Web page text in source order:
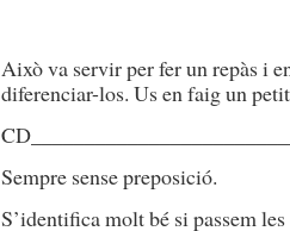
Això va servir per fer un repàs i
diferenciar-los. Us en faig un
Sempre sense preposició.
S’identifica molt bé si passem les